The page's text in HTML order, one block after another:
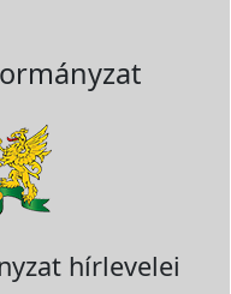
hírlevelei